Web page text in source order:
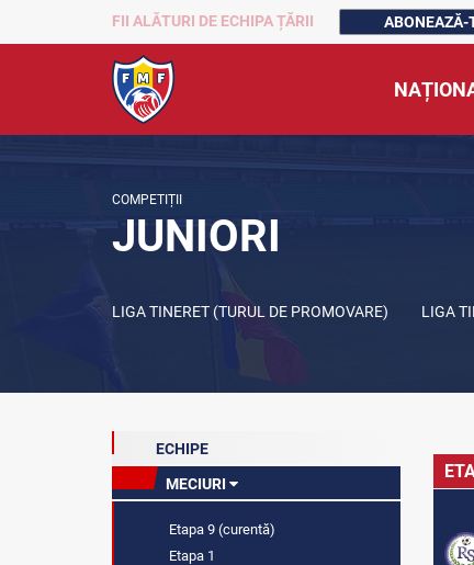
FII ALĂTURI DE ECHIPA ȚĂRII ABONEAZĂ-
COMPETIȚII
JUNIORI
LIGA TINERET (TURUL DE PROMOVARE) LIGA
ECHIPE
MECIURI
Etapa 9 (curentă)
Etapa 1